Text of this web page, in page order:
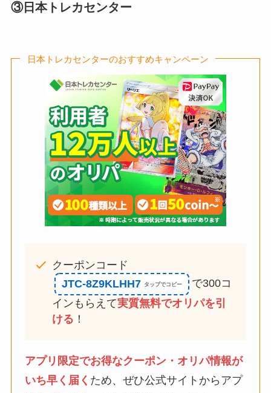
③日本トレカセンター
日本トレカセンターのおすすめキャンペーン
クーポンコード
JTC-8Z9KLHH7
で300コ
インもらえて実質無料でオリパを引
ける ！
アプリ限定でお得なクーポン・オリパ情報が
いち早く届く ため、ぜひ公式サイトからアプ